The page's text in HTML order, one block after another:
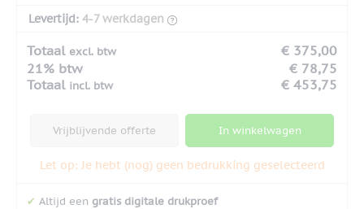
Levertijd: 4-7 werkdagen
Totaal excl. btw
€ 375,00
21% btw
€ 78,75
Totaal incl. btw € 453,75
Vrijblijvende offerte In winkelwagen
Let op: Je hebt (nog) geen bedrukking geselecteerd
✔ Altijd een gratis digitale drukproef